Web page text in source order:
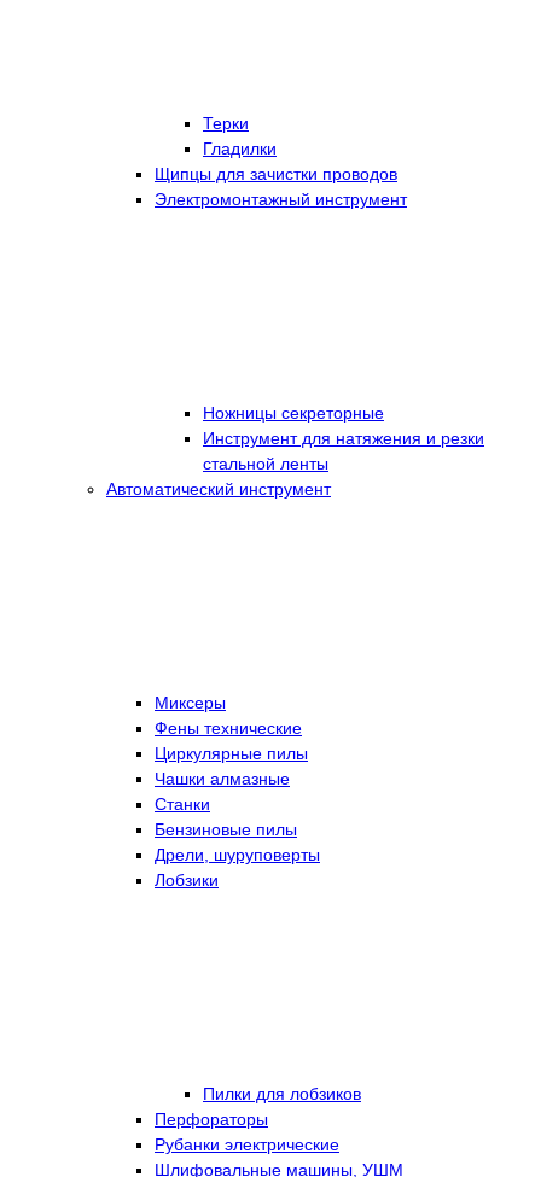
Терки
Гладилки
Щипцы для зачистки проводов
Электромонтажный инструмент
Ножницы секреторные
Инструмент для натяжения и резки
стальной ленты
Автоматический инструмент
Миксеры
Фены технические
Циркулярные пилы
Чашки алмазные
Станки
Бензиновые пилы
Дрели, шуруповерты
Лобзики
Пилки для лобзиков
Перфораторы
Рубанки электрические
Шлифовальные машины, УШМ